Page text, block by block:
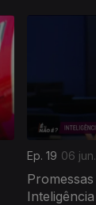
Ep. 19 06